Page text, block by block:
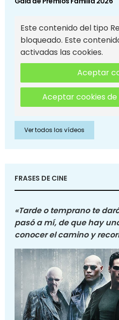
Este contenido del tipo
bloqueado. Este
activadas las cookies.
Aceptar
Aceptar cookies de
Ver todos los vídeos
FRASES DE CINE
«Tarde o temprano te
pasó a mí, de que hay
conocer el camino y